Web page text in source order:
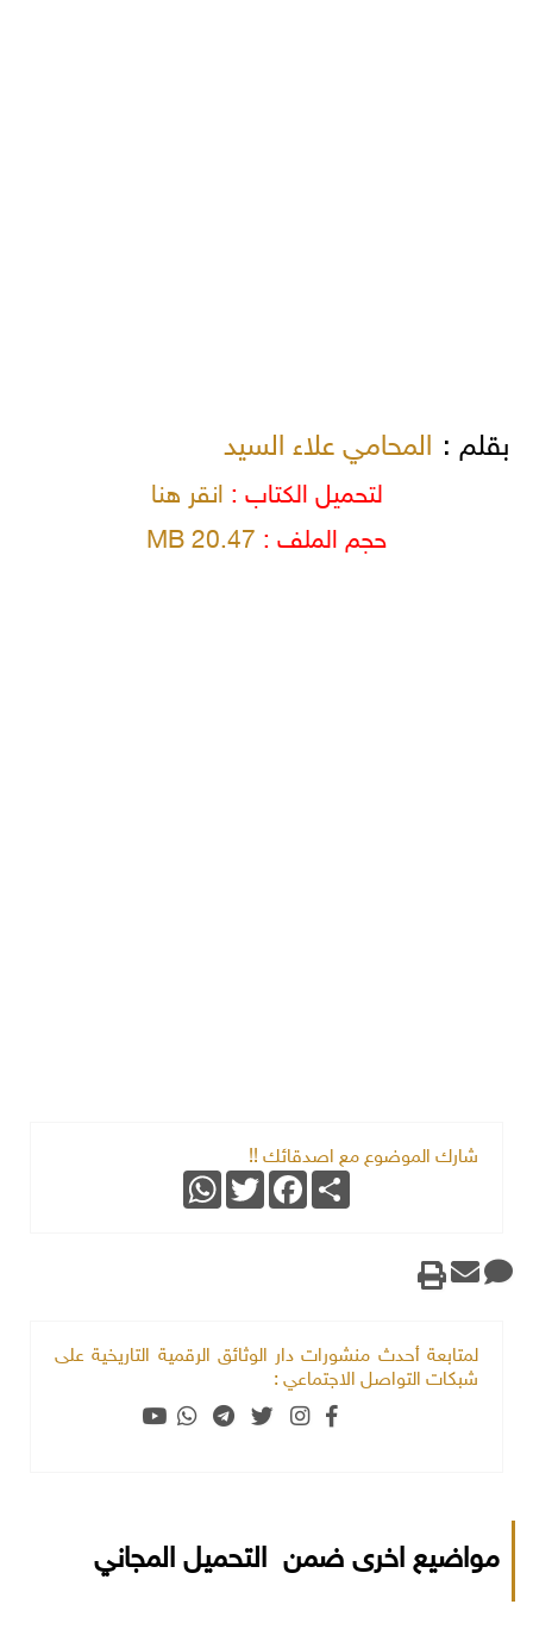
بقلم : المحامي علاء السيد
لتحميل الكتاب :انقر هنا
حجم الملف : 20.47 MB
شارك الموضوع مع اصدقائك !!
Share
Facebook
Twitter
WhatsApp
لمتابعة أحدث منشورات دار الوثائق الرقمية التاريخية على
شبكات التواصل الاجتماعي :
مواضيع اخرى ضمن التحميل المجاني